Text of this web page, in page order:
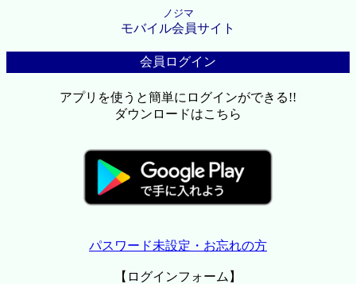
ノジマ
モバイル会員サイト
会員ログイン
アプリを使うと簡単にログインができる!!
ダウンロードはこちら
パスワード未設定・お忘れの方
【ログインフォーム】